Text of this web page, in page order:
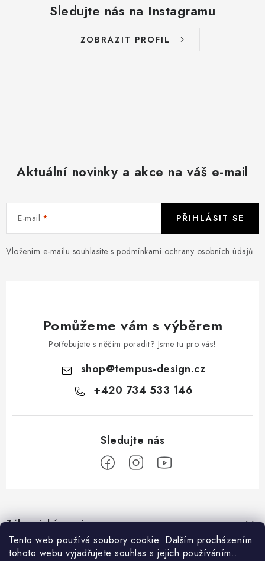
Tento web používá soubory cookie. Dalším procházením
tohoto webu vyjadřujete souhlas s jejich používáním..
Sledujte nás na Instagramu
ZOBRAZIT PROFIL
Aktuální novinky a akce na váš e-mail
E-mail
Vložením e-mailu souhlasíte s podmínkami ochrany osobních údajů
PŘIHLÁSIT SE
Pomůžeme vám s výběrem
Potřebujete s něčím poradit? Jsme tu pro vás!
shop@tempus-design.cz
+420 734 533 146
á
pZákaznický servis
Hodnocení obchodu
Užitečné odkazy